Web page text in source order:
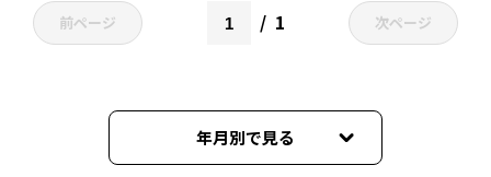
前ページ 1 次ページ
年月別で見る